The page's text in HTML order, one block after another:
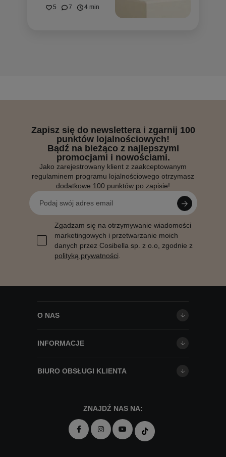
5 7 4 min
Zapisz się do newslettera i zgarnij 100
punktów lojalnościowych!
Bądź na bieżąco z najlepszymi
promocjami i nowościami.
Jako zarejestrowany klient z zaakceptowanym
regulaminem programu lojalnościowego otrzymasz
dodatkowe 100 punktów po zapisie!
Zgadzam się na otrzymywanie wiadomości
marketingowych i przetwarzanie moich
danych przez Cosibella sp. z o.o, zgodnie z
polityką prywatności
O NAS
INFORMACJE
BIURO OBSŁUGI KLIENTA
ZNAJDŹ NAS NA: